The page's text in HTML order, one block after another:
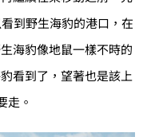
到野生海豹的港口，在
海豹像地鼠一樣不時的
看到了，望著也是該上
走。